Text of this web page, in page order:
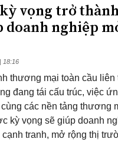
vọng trở
doanh nghiệp
18:16
thương mại toàn cầu liên
đang tái cấu trúc, việc
cùng các nền tảng thương
kỳ vọng sẽ giúp doanh
tranh, mở rộng thị